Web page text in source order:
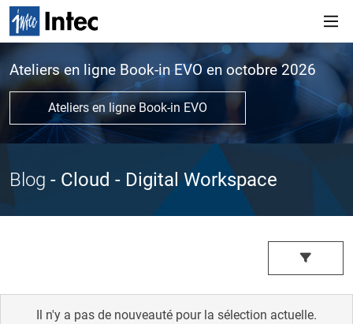
Ateliers en ligne Book-in EVO en octobre 2026
Ateliers en ligne Book-in EVO
Blog - Cloud - Digital Workspace
Il n'y a pas de nouveauté pour la sélection actuelle.